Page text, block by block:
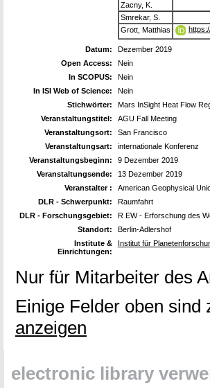
Zacny, K.
Smrekar, S.
Grott, Matthias
Datum:
Dezember 2019
Open Access:
Nein
In SCOPUS:
Nein
In ISI Web of Science:
Nein
Stichwörter:
Mars InSight Heat Flow
Veranstaltungstitel:
AGU Fall Meeting
Veranstaltungsort:
San Francisco
Veranstaltungsart:
internationale Konferenz
Veranstaltungsbeginn:
9 Dezember 2019
Veranstaltungsende:
13 Dezember 2019
Veranstalter :
American Geophysical
DLR - Schwerpunkt:
Raumfahrt
DLR - Forschungsgebiet:
R EW - Erforschung des
Standort:
Berlin-Adlershof
Institute &
Einrichtungen:
Institut für
Nur für Mitarbeiter des
Einige Felder oben
anzeigen
electronic library